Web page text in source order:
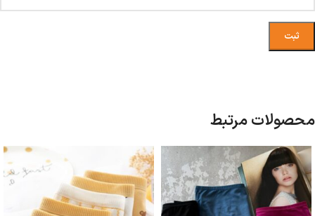
محصولات مرتبط